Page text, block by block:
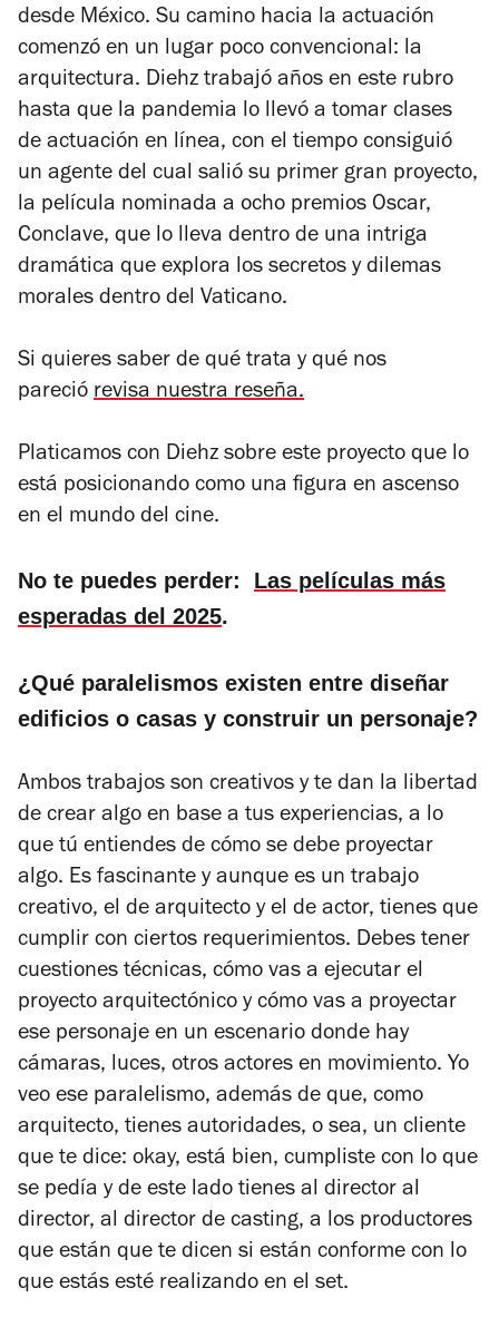
desde México. Su camino hacia la actuación
comenzó en un lugar poco convencional: la
arquitectura. Diehz trabajó años en este rubro
hasta que la pandemia lo llevó a tomar clases
de actuación en línea, con el tiempo consiguió
un agente del cual salió su primer gran proyecto,
la película nominada a ocho premios Oscar,
Conclave, que lo lleva dentro de una intriga
dramática que explora los secretos y dilemas
morales dentro del Vaticano.
Si quieres saber de qué trata y qué nos
pareció revisa nuestra reseña.
Platicamos con Diehz sobre este proyecto que lo
está posicionando como una figura en ascenso
en el mundo del cine.
No te puedes perder: Las películas más
esperadas del 2025.
¿Qué paralelismos existen entre diseñar
edificios o casas y construir un personaje?
Ambos trabajos son creativos y te dan la libertad
de crear algo en base a tus experiencias, a lo
que tú entiendes de cómo se debe proyectar
algo. Es fascinante y aunque es un trabajo
creativo, el de arquitecto y el de actor, tienes que
cumplir con ciertos requerimientos. Debes tener
cuestiones técnicas, cómo vas a ejecutar el
proyecto arquitectónico y cómo vas a proyectar
ese personaje en un escenario donde hay
cámaras, luces, otros actores en movimiento. Yo
veo ese paralelismo, además de que, como
arquitecto, tienes autoridades, o sea, un cliente
que te dice: okay, está bien, cumpliste con lo que
se pedía y de este lado tienes al director al
director, al director de casting, a los productores
que están que te dicen si están conforme con lo
que estás esté realizando en el set.